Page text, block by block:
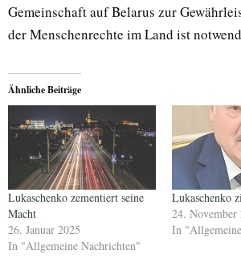
Gemeinschaft auf Belarus zur
der Menschenrechte im Land ist
Ähnliche Beiträge
Lukaschenko zementiert seine
Macht
26. Januar 2025
In "Allgemeine Nachrichten"
Lukaschenko
24. November
In